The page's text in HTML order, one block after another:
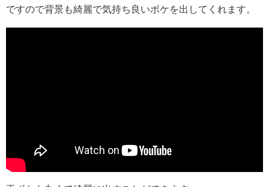
ですので背景も綺麗で気持ち良いボケを出してくれます。